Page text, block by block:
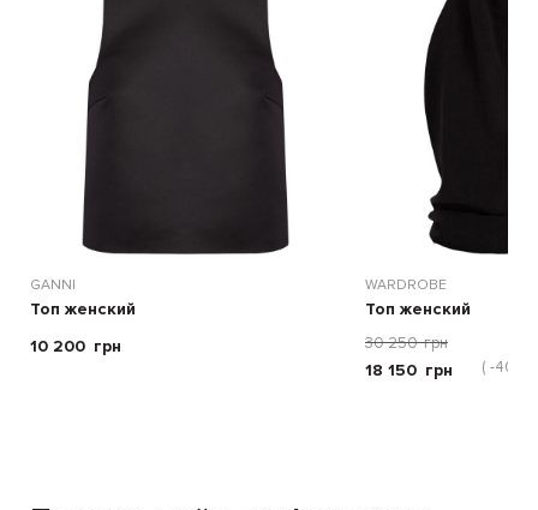
GANNI
Топ женский
10 200 грн
WARDROBE
Топ женский
30 250 грн
18 150 грн ( -40 %)